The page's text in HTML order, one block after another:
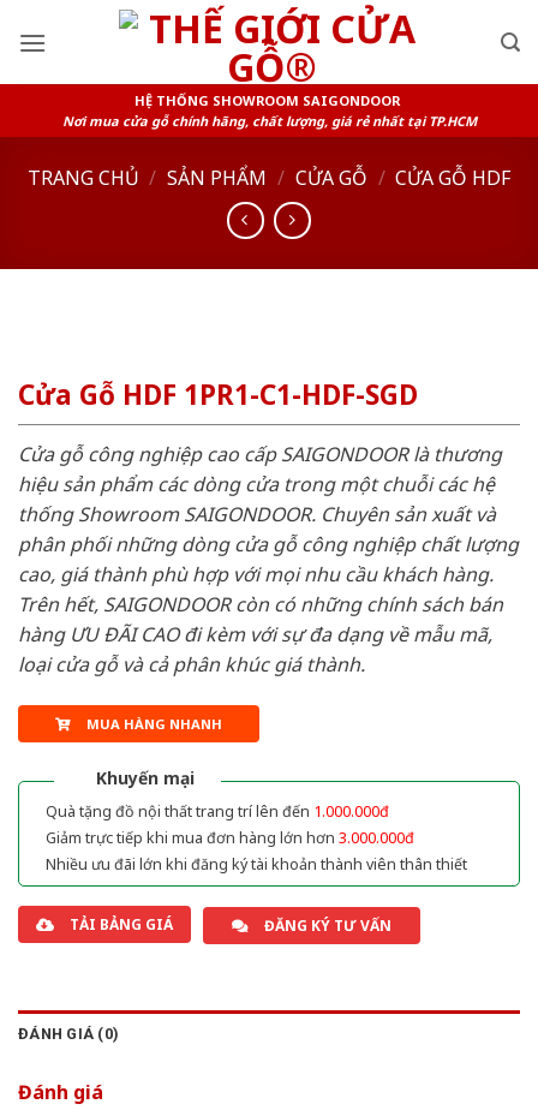
HỆ THỐNG SHOWROOM SAIGONDOOR
Nơi mua cửa gỗ chính hãng, chất lượng, giá rẻ nhất tại TP.HCM
TRANG CHỦ / SẢN PHẨM / CỬA GỖ / CỬA GỖ HDF
Cửa Gỗ HDF 1PR1-C1-HDF-SGD
Cửa gỗ công nghiệp cao cấp SAIGONDOOR là thương
hiệu sản phẩm các dòng cửa trong một chuỗi các hệ
thống Showroom SAIGONDOOR. Chuyên sản xuất và
phân phối những dòng cửa gỗ công nghiệp chất lượng
cao, giá thành phù hợp với mọi nhu cầu khách hàng.
Trên hết, SAIGONDOOR còn có những chính sách bán
hàng ƯU ĐÃI CAO đi kèm với sự đa dạng về mẫu mã,
loại cửa gỗ và cả phân khúc giá thành.
MUA HÀNG NHANH
Khuyến mại
Quà tặng đồ nội thất trang trí lên đến 1.000.000đ
Giảm trực tiếp khi mua đơn hàng lớn hơn 3.000.000đ
Nhiều ưu đãi lớn khi đăng ký tài khoản thành viên thân thiết
TẢI BẢNG GIÁ ĐĂNG KÝ TƯ VẤN
ĐÁNH GIÁ (0)
Đánh giá